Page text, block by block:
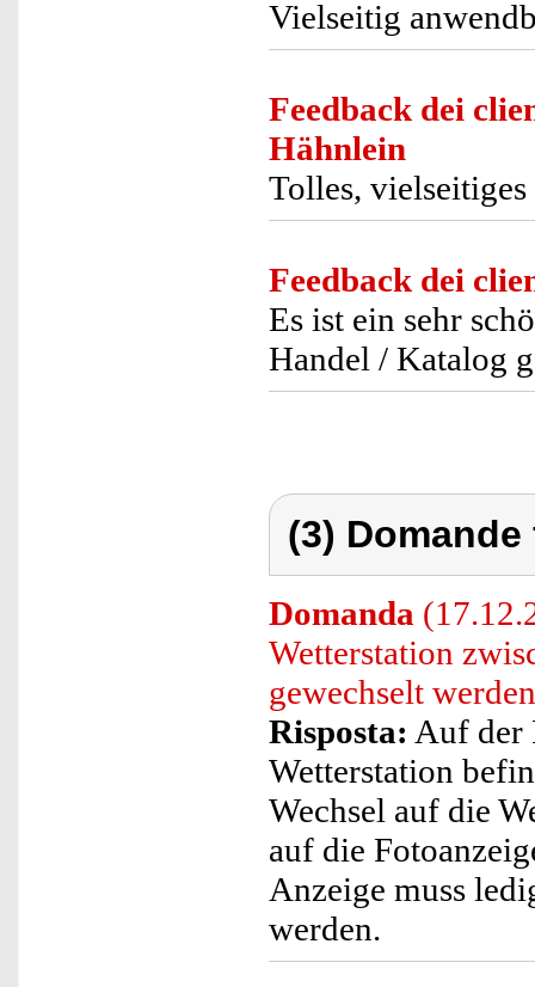
Vielseitig
Feedback dei
Hähnlein
Tolles,
Feedback dei
Es ist ein sehr
Handel / Katalog
(3)
Domanda
Wetterstation
gewechselt
Risposta: Auf der
Wetterstation
Wechsel auf die
auf die
Anzeige muss
werden.